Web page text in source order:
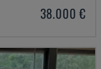
38.000 €